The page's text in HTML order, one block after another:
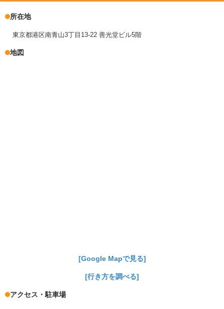
所在地
東京都港区南青山3丁目13-22 善光堂ビル5階
地図
[Google Mapで見る]
[行き方を調べる]
アクセス・駐車場